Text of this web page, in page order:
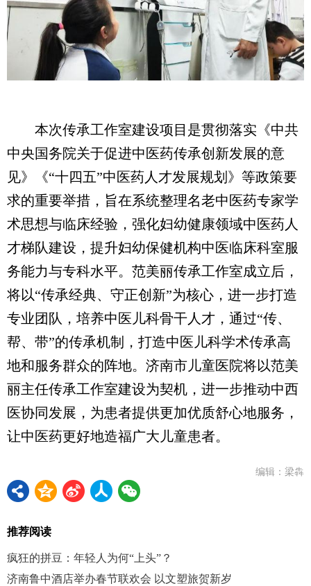
本次传承工作室建设项目是贯彻落实《中共
中央国务院关于促进中医药传承创新发展的意
见》《“十四五”中医药人才发展规划》等政策要
求的重要举措，旨在系统整理名老中医药专家学
术思想与临床经验，强化妇幼健康领域中医药人
才梯队建设，提升妇幼保健机构中医临床科室服
务能力与专科水平。范美丽传承工作室成立后，
将以“传承经典、守正创新”为核心，进一步打造
专业团队，培养中医儿科骨干人才，通过“传、
帮、带”的传承机制，打造中医儿科学术传承高
地和服务群众的阵地。济南市儿童医院将以范美
丽主任传承工作室建设为契机，进一步推动中西
医协同发展，为患者提供更加优质舒心地服务，
让中医药更好地造福广大儿童患者。
编辑：梁犇
推荐阅读
疯狂的拼豆：年轻人为何“上头”？
济南鲁中酒店举办春节联欢会 以文塑旅贺新岁